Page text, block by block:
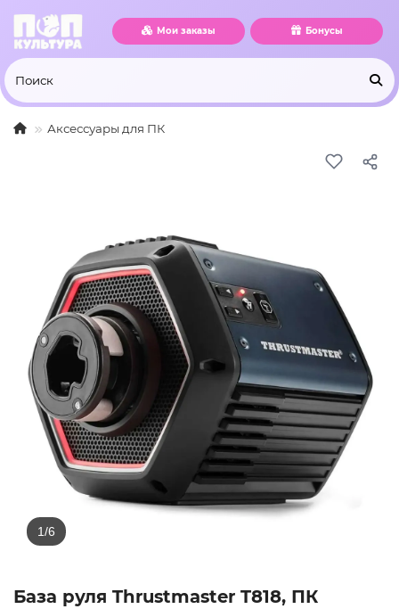
Мои заказы Бонусы
Аксессуары для ПК
База руля Thrustmaster T818, ПК